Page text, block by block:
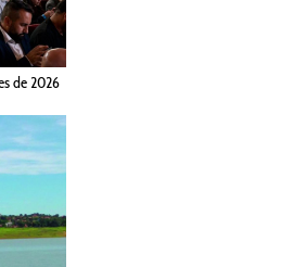
de 2026